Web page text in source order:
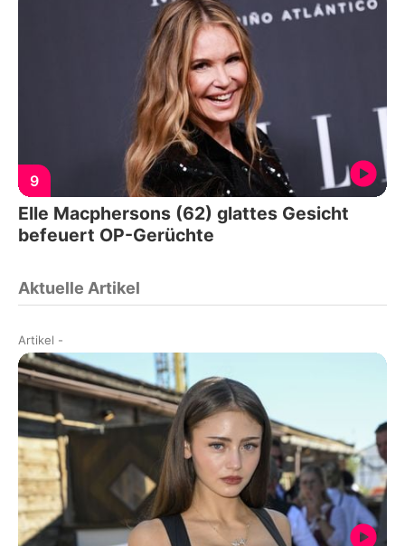
9
Elle Macphersons (62) glattes Gesicht
befeuert OP-Gerüchte
Aktuelle Artikel
Artikel -